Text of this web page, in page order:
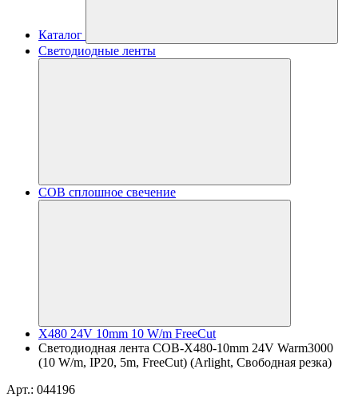
Каталог
Светодиодные ленты
COB сплошное свечение
X480 24V 10mm 10 W/m FreeCut
Светодиодная лента COB-X480-10mm 24V Warm3000
(10 W/m, IP20, 5m, FreeCut) (Arlight, Свободная резка)
Арт.: 044196